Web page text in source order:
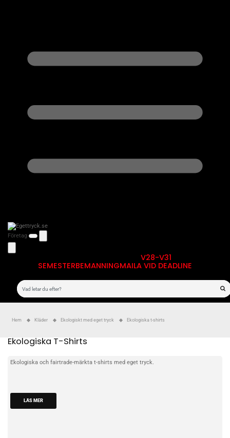
Företag
SEMESTERBEMANNING
V28-V31
MAILA VID DEADLINE
Hem Kläder Ekologiskt med eget tryck Ekologiska t-shirts
Ekologiska T-Shirts
Ekologiska och fairtrade-märkta t-shirts med eget tryck.
LÄS MER